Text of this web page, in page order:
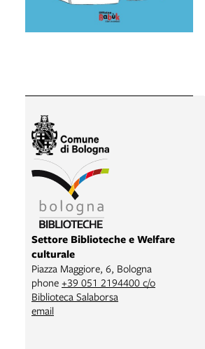
Settore Biblioteche e Welfare
culturale
Piazza Maggiore, 6, Bologna
phone +39 051 2194400 c/o
Biblioteca Salaborsa
email